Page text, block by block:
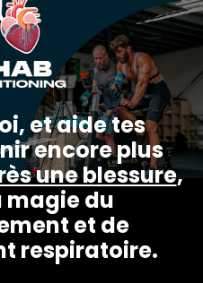
et aide tes
encore plus
une blessure,
magie du
et de
respiratoire.